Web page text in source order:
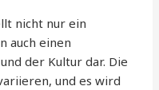
nicht nur ein
auch einen
der Kultur dar. Die
und es wird